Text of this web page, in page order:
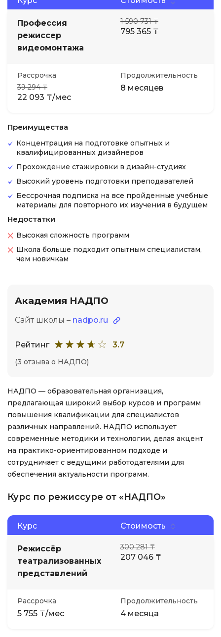
Профессия
режиссер
видеомонтажа
1 590 731 ₸
795 365 ₸
Рассрочка
39 294 ₸
22 093 ₸/мес
Продолжительность
8 месяцев
Преимущества
Концентрация на подготовке опытных и
квалифицированных дизайнеров
Прохождение стажировки в дизайн-студиях
Высокий уровень подготовки преподавателей
Бессрочная подписка на все пройденные учебные
материалы для повторного их изучения в будущем
Недостатки
Высокая сложность программ
Школа больше подходит опытным специалистам,
чем новичкам
Академия НАДПО
Сайт школы – nadpo.ru
Рейтинг 3.7
(3 отзыва о НАДПО)
НАДПО — образовательная организация,
предлагающая широкий выбор курсов и программ
повышения квалификации для специалистов
различных направлений. НАДПО использует
современные методики и технологии, делая акцент
на практико-ориентированном подходе и
сотрудничает с ведущими работодателями для
обеспечения актуальности программ.
Курс по режиссуре от «НАДПО»
Курс Стоимость
Режиссёр
театрализованных
представлений
300 281 ₸
207 046 ₸
Рассрочка
5 755 ₸/мес
Продолжительность
4 месяца